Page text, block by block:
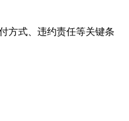
方式、违约责任等关键条